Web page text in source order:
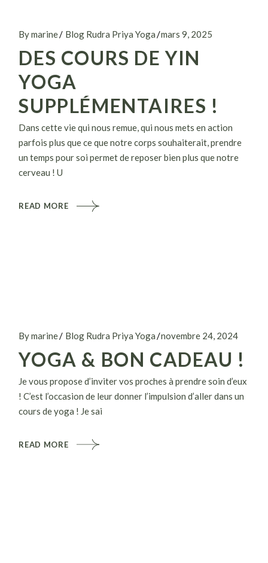
By marine Blog Rudra Priya Yoga mars 9, 2025
DES COURS DE YIN
YOGA
SUPPLÉMENTAIRES !
Dans cette vie qui nous remue, qui nous mets en action
parfois plus que ce que notre corps souhaiterait, prendre
un temps pour soi permet de reposer bien plus que notre
cerveau ! U
READ MORE
By marine Blog Rudra Priya Yoga novembre 24, 2024
YOGA & BON CADEAU !
Je vous propose d’inviter vos proches à prendre soin d’eux
! C’est l’occasion de leur donner l’impulsion d’aller dans un
cours de yoga ! Je sai
READ MORE